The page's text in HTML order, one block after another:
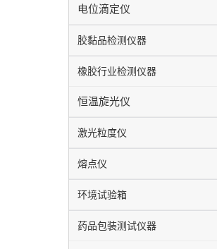
电位滴定仪
胶黏品检测仪器
橡胶行业检测仪器
恒温旋光仪
激光粒度仪
熔点仪
环境试验箱
药品包装测试仪器